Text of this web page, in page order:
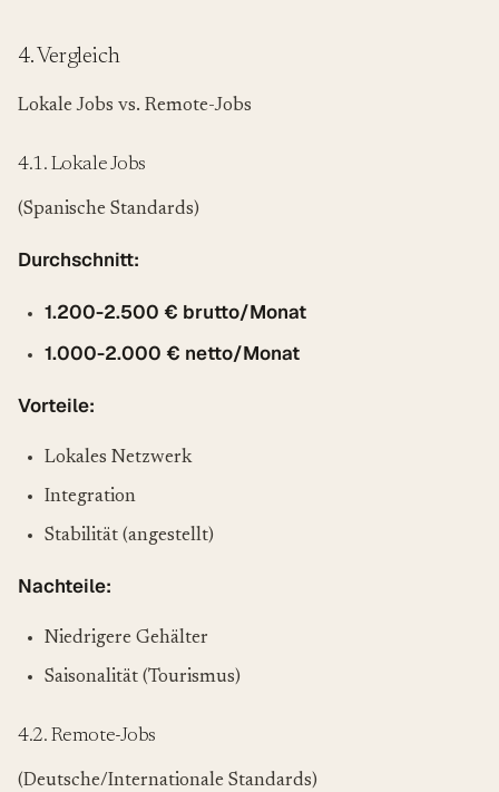
4. Vergleich
Lokale Jobs vs. Remote-Jobs
4.1. Lokale Jobs
(Spanische Standards)
Durchschnitt:
1.200-2.500 € brutto/Monat
1.000-2.000 € netto/Monat
Vorteile:
Lokales Netzwerk
Integration
Stabilität (angestellt)
Nachteile:
Niedrigere Gehälter
Saisonalität (Tourismus)
4.2. Remote-Jobs
(Deutsche/Internationale Standards)